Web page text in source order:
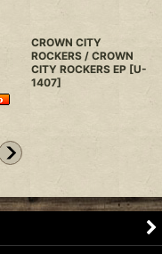
CROWN CITY
ROCKERS / CROWN
CITY ROCKERS EP [U-
1407]